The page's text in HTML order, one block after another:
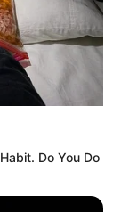
Do You Do